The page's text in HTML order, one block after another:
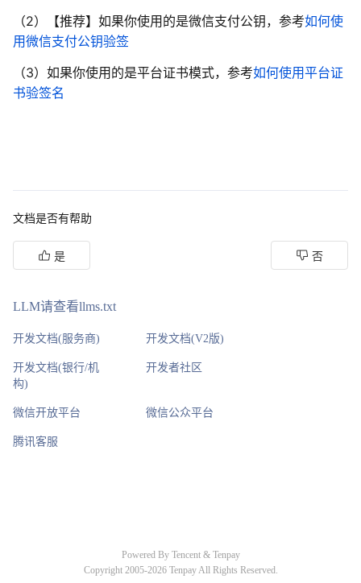
（2）【推荐】如果你使用的是微信支付公钥，参考如何使
用微信支付公钥验签
（3） 如果你使用的是平台证书模式，参考如何使用平台证
书验签名
文档是否有帮助
是 否
LLM请查看llms.txt
开发文档(服务商) 开发文档(V2版)
开发文档(银行/机
构)
开发者社区
微信开放平台 微信公众平台
腾讯客服
Powered By Tencent & Tenpay
Copyright 2005-2026 Tenpay All Rights Reserved.